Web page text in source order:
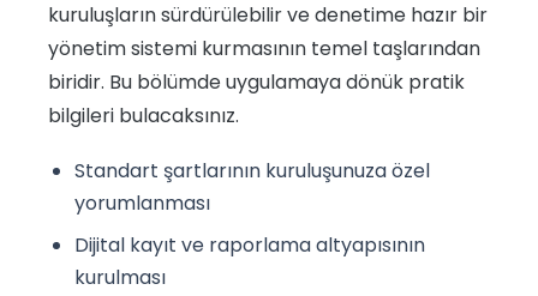
kuruluşların sürdürülebilir ve denetime hazır bir
yönetim sistemi kurmasının temel taşlarından
biridir. Bu bölümde uygulamaya dönük pratik
bilgileri bulacaksınız.
Standart şartlarının kuruluşunuza özel
yorumlanması
Dijital kayıt ve raporlama altyapısının
kurulması